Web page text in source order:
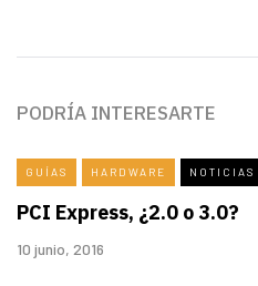
PODRÍA INTERESARTE
GUÍAS HARDWARE NOTICIAS
PCI Express, ¿2.0 o 3.0?
10 junio, 2016